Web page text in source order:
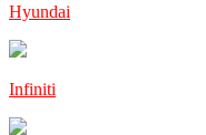
Hyundai
Infiniti